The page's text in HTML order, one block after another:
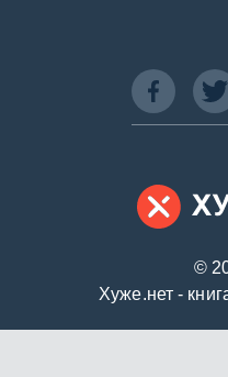
©
Хуже.нет -